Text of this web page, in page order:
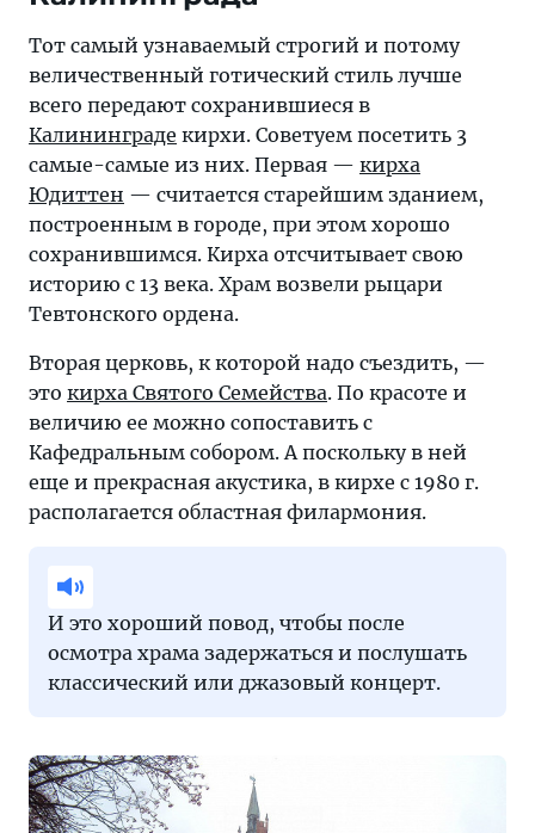
Тот самый узнаваемый строгий и потому
величественный готический стиль лучше
всего передают сохранившиеся в
Калининграде кирхи. Советуем посетить 3
самые-самые из них. Первая — кирха
Юдиттен — считается старейшим зданием,
построенным в городе, при этом хорошо
сохранившимся. Кирха отсчитывает свою
историю с 13 века. Храм возвели рыцари
Тевтонского ордена.
Вторая церковь, к которой надо съездить, —
это кирха Святого Семейства. По красоте и
величию ее можно сопоставить с
Кафедральным собором. А поскольку в ней
еще и прекрасная акустика, в кирхе с 1980 г.
располагается областная филармония.
И это хороший повод, чтобы после
осмотра храма задержаться и послушать
классический или джазовый концерт.